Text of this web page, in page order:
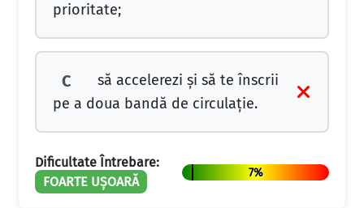
prioritate;
C
să accelerezi şi să te înscrii
pe a doua bandă de circulaţie.
Dificultate Întrebare:
FOARTE UȘOARĂ
7%